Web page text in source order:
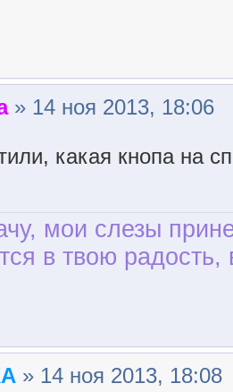
» 14 ноя 2013, 18:06
какая кнопа на
мои слезы
в твою радость,
» 14 ноя 2013, 18:08